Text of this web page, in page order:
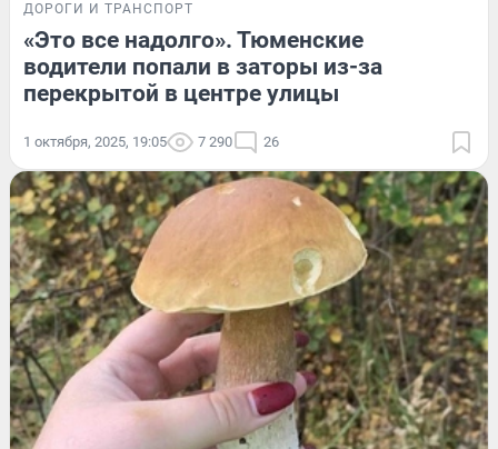
ДОРОГИ И ТРАНСПОРТ
«Это все надолго». Тюменские
водители попали в заторы из-за
перекрытой в центре улицы
1 октября, 2025, 19:05 7 290 26